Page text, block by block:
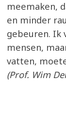
meemaken,
en minder
gebeuren. Ik
mensen,
vatten,
(Prof. Wim